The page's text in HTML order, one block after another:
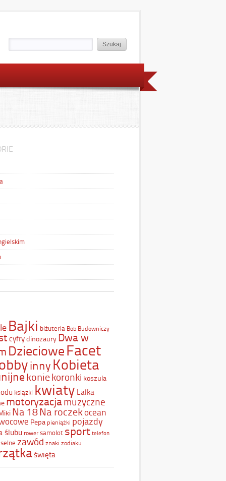
Bajki biżuteria Bob Budowniczy
cyfrydinozaury Dwa w
DziecioweFacet
inny Kobieta
koniekoronki koszula
ksiązki kwiaty Lalka
motoryzacjamuzyczne
Na 18Na roczekocean
Pepa pieniążki pojazdy
ślubu rower samolot sport telefon
zawód znaki zodiaku
święta